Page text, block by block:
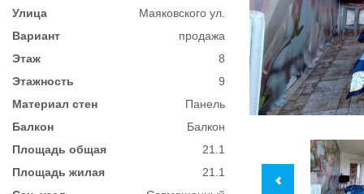
Улица
Маяковского ул.
Вариант
продажа
Этаж
8
Этажность
9
Материал стен
Панель
Балкон
Балкон
Площадь общая
21.1
Площадь жилая
21.1